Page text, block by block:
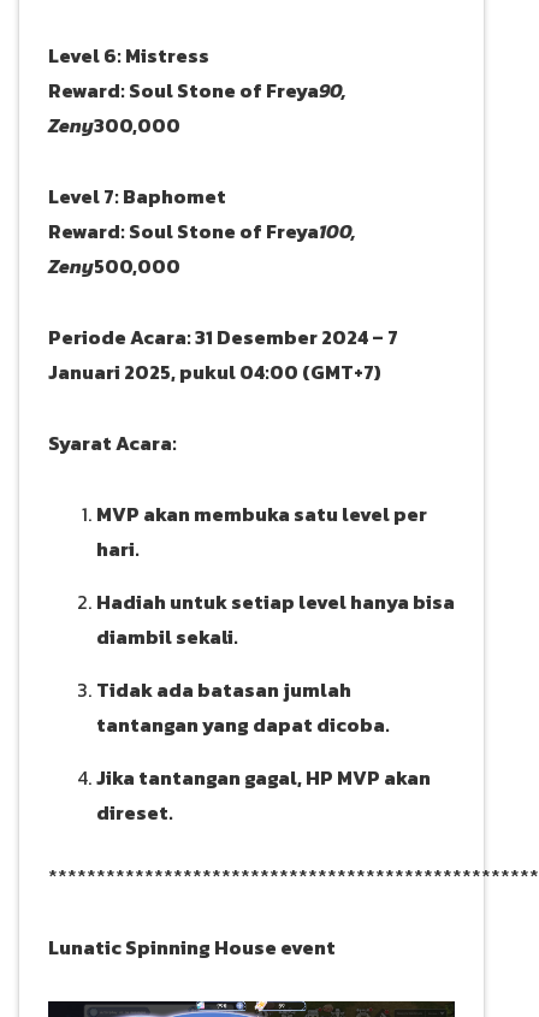
Level 6: Mistress
Reward: Soul Stone of Freya90,
Zeny300,000
Level 7: Baphomet
Reward: Soul Stone of Freya100,
Zeny500,000
Periode Acara: 31 Desember 2024 – 7
Januari 2025, pukul 04:00 (GMT+7)
Syarat Acara:
MVP akan membuka satu level per
hari.
Hadiah untuk setiap level hanya bisa
diambil sekali.
Tidak ada batasan jumlah
tantangan yang dapat dicoba.
Jika tantangan gagal, HP MVP akan
direset.
Lunatic Spinning House event